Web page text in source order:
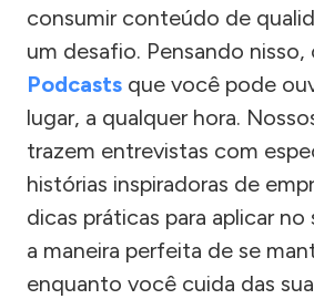
consumir conteúdo de
um desafio. Pensando nisso,
Podcasts que você pode
lugar, a qualquer hora.
trazem entrevistas com
histórias inspiradoras de
dicas práticas para aplicar
a maneira perfeita de se
enquanto você cuida das